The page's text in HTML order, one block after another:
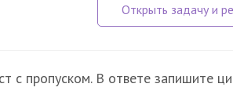
с пропуском. В ответе запишите